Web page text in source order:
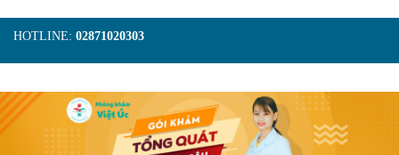
HOTLINE: 02871020303
TRANG CHỦ
GIỚI THIỆU
TIN TỨC
DỊCH VỤ
GÓI KHÁM